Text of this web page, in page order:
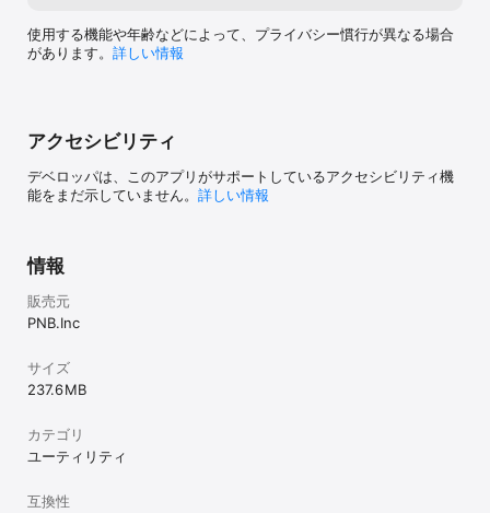
使用する機能や年齢などによって、プライバシー慣行が異なる場合
があります。 詳しい情報
アクセシビリティ
デベロッパは、このアプリがサポートしているアクセシビリティ機
能をまだ示していません。 詳しい情報
情報
販売元
PNB.Inc
サイズ
237.6 MB
カテゴリ
ユーティリティ
互換性